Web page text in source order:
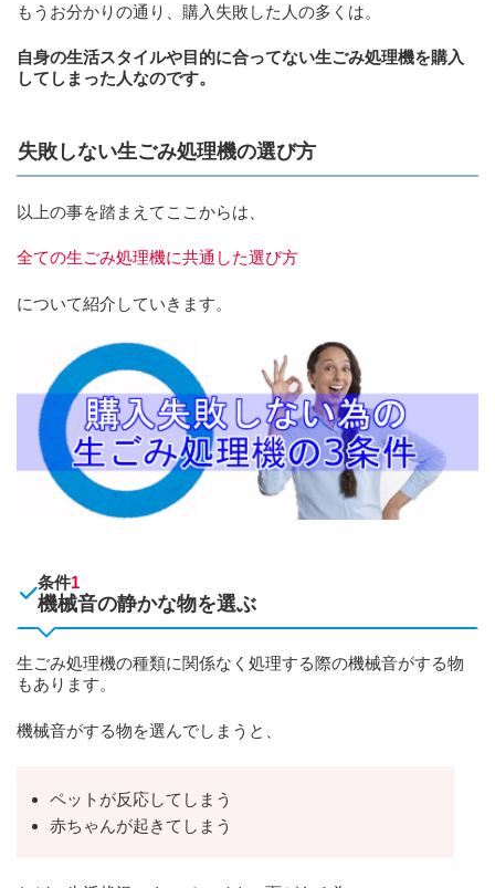
もうお分かりの通り、購入失敗した人の多くは。
自身の生活スタイルや目的に合ってない生ごみ処理機を購入
してしまった人なのです。
失敗しない生ごみ処理機の選び方
以上の事を踏まえてここからは、
全ての生ごみ処理機に共通した選び方
について紹介していきます。
条件1
機械音の静かな物を選ぶ
生ごみ処理機の種類に関係なく処理する際の機械音がする物
もあります。
機械音がする物を選んでしまうと、
ペットが反応してしまう
赤ちゃんが起きてしまう